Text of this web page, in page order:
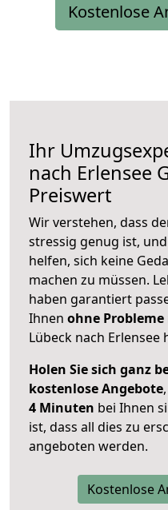
Kostenlose
Ihr
nach Erlensee
Preiswert
Wir verstehen, dass
stressig genug ist,
helfen, sich keine
machen zu müssen.
haben garantiert
Ihnen ohne Probleme
Lübeck nach Erlensee
Holen Sie sich ganz
kostenlose Angebote
4 Minuten bei Ihnen
ist, dass all dies zu
angeboten werden.
Kostenlose